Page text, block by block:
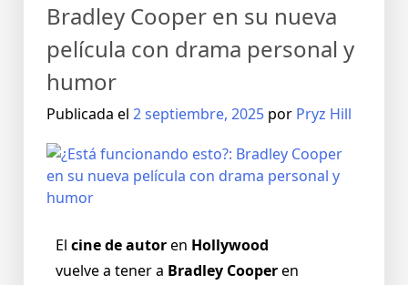
Bradley Cooper en su nueva
película con drama personal y
humor
Publicada el 2 septiembre, 2025 por Pryz Hill
El cine de autoren Hollywood
vuelve a tener a Bradley Cooperen